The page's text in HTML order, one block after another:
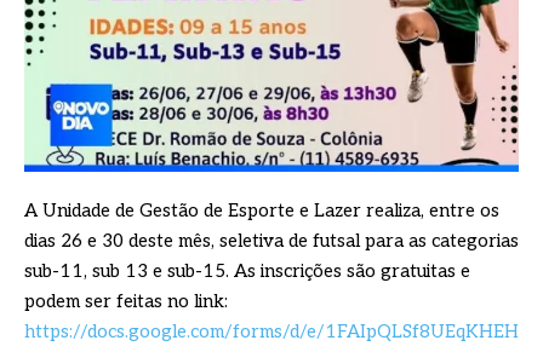
A Unidade de Gestão de Esporte e Lazer realiza, entre os
dias 26 e 30 deste mês, seletiva de futsal para as categorias
sub-11, sub 13 e sub-15. As inscrições são gratuitas e
podem ser feitas no link:
https://docs.google.com/forms/d/e/1FAIpQLSf8UEqKHEH